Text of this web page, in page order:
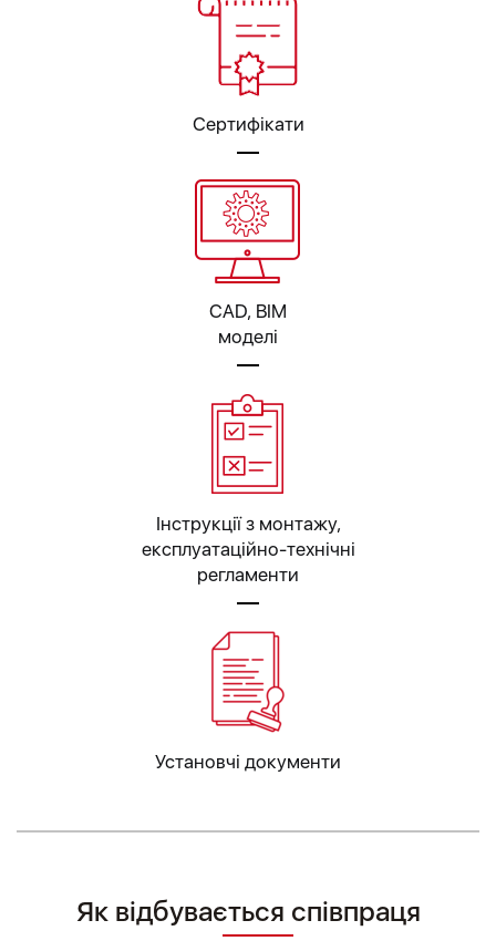
Сертифікати
CAD, BIM
моделі
Інструкції з монтажу,
експлуатаційно-технічні
регламенти
Установчі документи
Як відбувається співпраця